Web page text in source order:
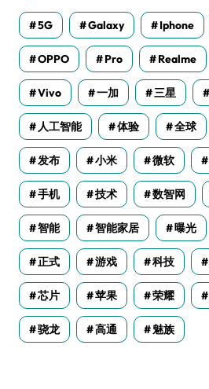
5G Galaxy Iphone
OPPO Pro Realme
Vivo 一加 三星
人工智能 体验 全球
发布 小米 微软
手机 技术 数智网
智能 智能家居 曝光
正式 游戏 科技
芯片 苹果 荣耀
骁龙 高通 魅族